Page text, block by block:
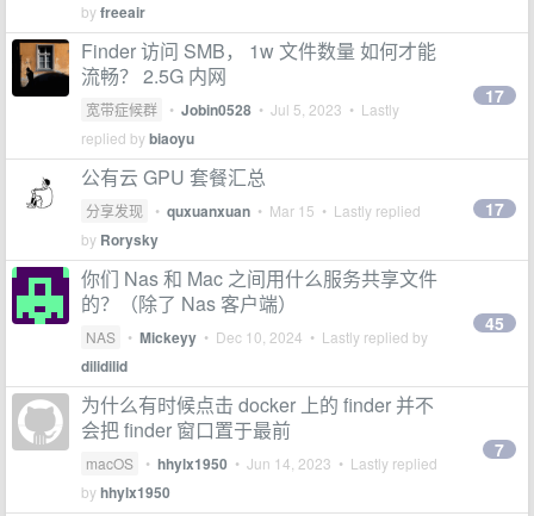
byfreeair
Finder 访问 SMB， 1w 文件数量 如何才能
流畅？ 2.5G 内网
宽带症候群 • Jobin0528 • Jul 5, 2023 • Lastly
replied bybiaoyu
17
公有云 GPU 套餐汇总
分享发现 • quxuanxuan • Mar 15 • Lastly replied
by Rorysky
17
你们 Nas 和 Mac 之间用什么服务共享文件
的？（除了 Nas 客户端）
NAS • Mickeyy • Dec 10, 2024 • Lastly replied by
dilidilid
45
为什么有时候点击 docker 上的 finder 并不
会把 finder 窗口置于最前
macOS • hhylx1950 • Jun 14, 2023 • Lastly replied
byhhylx1950
7